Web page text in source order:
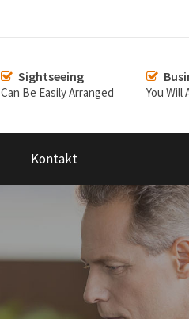
Sightseeing
Can Be Easily Arranged You Will
Kontakt